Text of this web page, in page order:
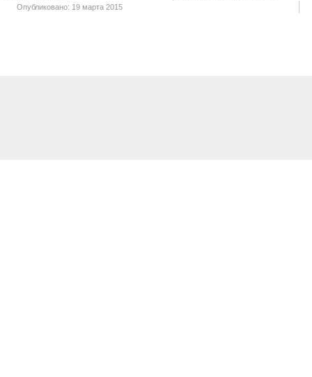
Опубликовано: 19 марта 2015